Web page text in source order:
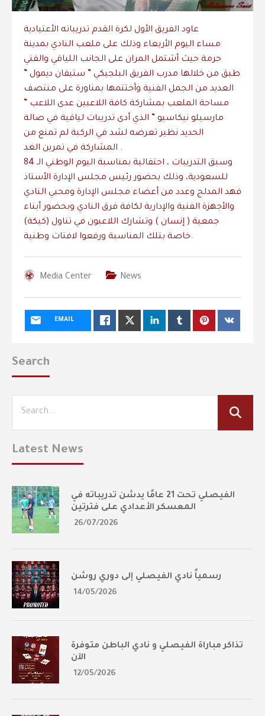
عاود الفريق الأول لكرة القدم تدريباته الأعتيادية
مساء اليوم الأربعاء وذلك على ملعب النادي بمدينة
حرمة حيث أشتمل المران على الجانب اللياقي والفني
طبق من خلالها مدرب الفريق البلجيكي ” ستيفان ديمول ”
العديد من الجمل الفنية وأختتمها بمناورة على منتصف
مساحة الملعب بمشاركة كافة اللاعبين عدى اللاعب ”
مارسيلو نيكاسيو ” الذي أدى تدريبات لياقية في صالة
الحديد نظير تعرضه لشد في الركبة لم تمنع من
المشاركة في تمرين الغد .
وسبق التدريبات ، احتفالية بمناسبة اليوم الوطني الـ 84
للسعودية، وذلك بحضور رئيس مجلس الإدارة الأستاذ
فهد المدلج وعدد من أعضاء مجلس الإدارة ومحبي النادي
والأجهزة الفنية والإدارية لكافة فرق النادي وبحضور أبناء
جمعية ( إنسان ) وتشارك اللاعبون في تناول (كيكة)
خاصة بتلك المناسبة ورفعوا لافتات وطنية.
Media Center News
EMAIL
Search
Latest News
الفيصلي تحت 21 عامًا يدشن تدريباته في
المعسكر الأعدادي على فترتين
26/07/2026
رسمياً نادي الفيصلي إلى دوري روشن
14/05/2026
تذاكر مباراة الفيصلي و نادي الباطن متوفرة
الآن
12/05/2026